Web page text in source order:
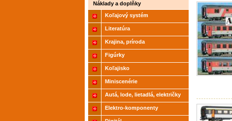
Náklady a doplňky
Koľajový systém
Literatúra
Krajina, príroda
Figúrky
Koľajisko
Miniscenérie
Autá, lode, lietadlá, električky
Elektro-komponenty